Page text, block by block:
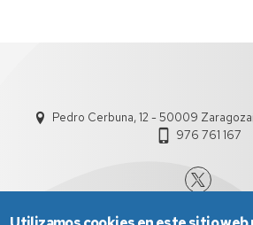
Pedro Cerbuna, 12 - 50009 Zaragoza
976 761 167